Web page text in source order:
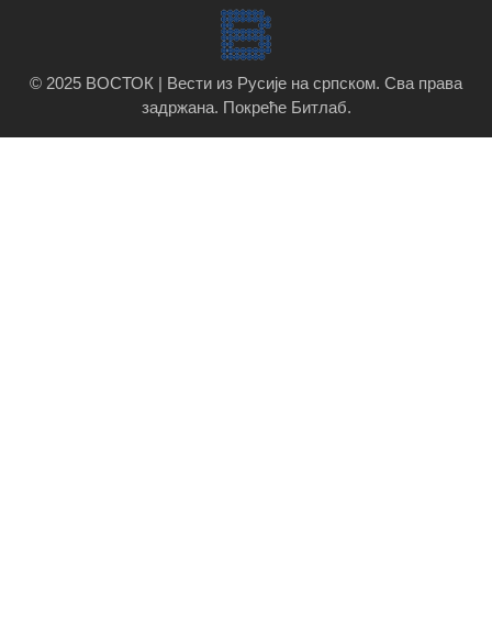
© 2025 ВОСТОК | Вести из Русије на српском. Сва права
задржана. Покреће Битлаб.